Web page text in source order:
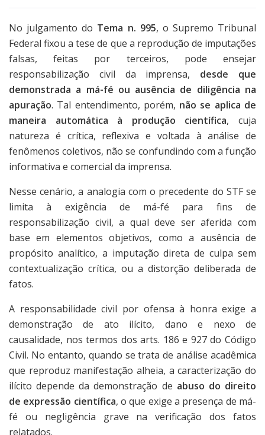
No julgamento do Tema n. 995, o Supremo Tribunal
Federal fixou a tese de que a reprodução de imputações
falsas, feitas por terceiros, pode ensejar
responsabilização civil da imprensa, desde que
demonstrada a má-fé ou ausência de diligência na
apuração. Tal entendimento, porém, não se aplica de
maneira automática à produção científica, cuja
natureza é crítica, reflexiva e voltada à análise de
fenômenos coletivos, não se confundindo com a função
informativa e comercial da imprensa.
Nesse cenário, a analogia com o precedente do STF se
limita à exigência de má-fé para fins de
responsabilização civil, a qual deve ser aferida com
base em elementos objetivos, como a ausência de
propósito analítico, a imputação direta de culpa sem
contextualização crítica, ou a distorção deliberada de
fatos.
A responsabilidade civil por ofensa à honra exige a
demonstração de ato ilícito, dano e nexo de
causalidade, nos termos dos arts. 186 e 927 do Código
Civil. No entanto, quando se trata de análise acadêmica
que reproduz manifestação alheia, a caracterização do
ilícito depende da demonstração de abuso do direito
de expressão científica, o que exige a presença de má-
fé ou negligência grave na verificação dos fatos
relatados.